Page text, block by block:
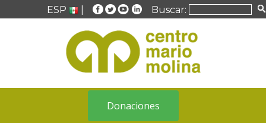
ESP Buscar:
Donaciones